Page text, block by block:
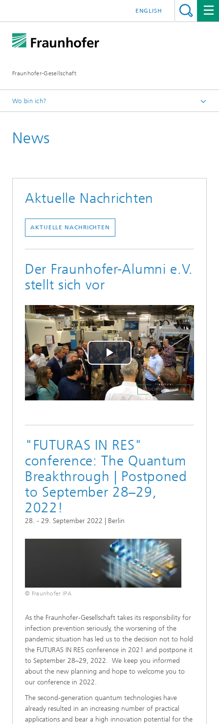
Fraunhofer-Gesellschaft
ENGLISH
Wo bin ich?
News
Aktuelle Nachrichten
AKTUELLE NACHRICHTEN
Der Fraunhofer-Alumni e.V.
stellt sich vor
Play
Video
"FUTURAS IN RES"
conference: The Quantum
Breakthrough | Postponed
to September 28–29,
2022!
28. - 29. September 2022 | Berlin
© Fraunhofer IPA
As the Fraunhofer-Gesellschaft takes its responsibility for
infection prevention seriously, the worsening of the
pandemic situation has led us to the decision not to hold
the FUTURAS IN RES conference in 2021 and postpone it
to September 28–29, 2022. We keep you informed
about the new planning and hope to welcome you to
our conference in 2022.
The second-generation quantum technologies have
already resulted in an increasing number of practical
applications and bear a high innovation potential for the